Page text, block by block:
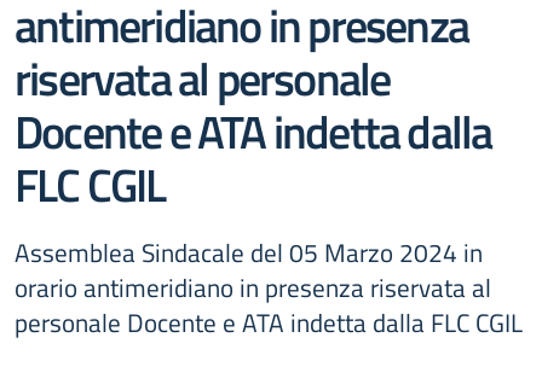
antimeridiano in presenza
riservata al personale
Docente e ATA indetta dalla
FLC CGIL
Assemblea Sindacale del 05 Marzo 2024 in
orario antimeridiano in presenza riservata al
personale Docente e ATA indetta dalla FLC CGIL